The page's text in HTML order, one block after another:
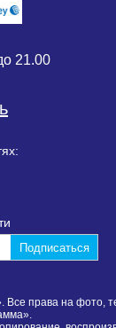
21.00
Все права на фото,